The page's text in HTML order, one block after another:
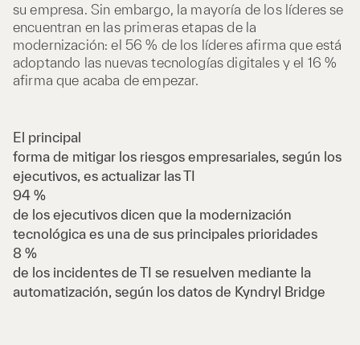
su empresa. Sin embargo, la mayoría de los líderes se
encuentran en las primeras etapas de la
modernización: el 56 % de los líderes afirma que está
adoptando las nuevas tecnologías digitales y el 16 %
afirma que acaba de empezar.
El principal
forma de mitigar los riesgos empresariales, según los
ejecutivos, es actualizar las TI
94 %
de los ejecutivos dicen que la modernización
tecnológica es una de sus principales prioridades
8 %
de los incidentes de TI se resuelven mediante la
automatización, según los datos de Kyndryl Bridge